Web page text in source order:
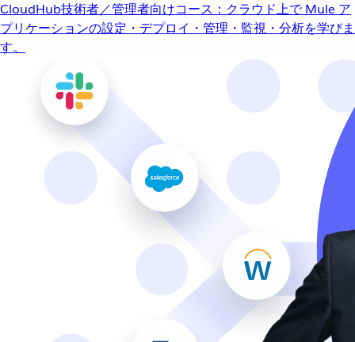
CloudHub技術者／管理者向けコース：クラウド上で Mule ア
プリケーションの設定・デプロイ・管理・監視・分析を学びま
す。